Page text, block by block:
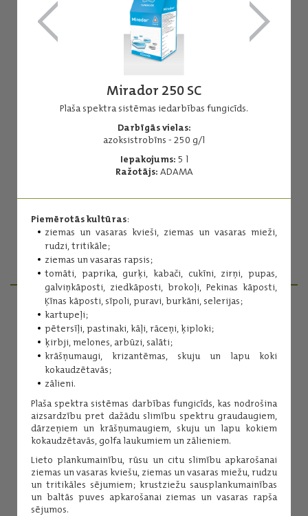
Mirador 250 SC
Plaša spektra sistēmas iedarbības fungicīds.
Darbīgās vielas:
azoksistrobīns - 250 g/l
Iepakojums: 5 l
Ražotājs: ADAMA
Piemērotās kultūras:
ziemas un vasaras kvieši, ziemas un vasaras mieži,
rudzi, tritikāle;
ziemas un vasaras rapsis;
tomāti, paprika, gurķi, kabači, cukīni, zirņi, pupas,
galviņkāposti, ziedkāposti, brokoļi, Pekinas kāposti,
Ķīnas kāposti, sīpoli, puravi, burkāni, selerijas;
kartupeļi;
pētersīļi, pastinaki, kāļi, rāceņi, ķiploki;
ķirbji, melones, arbūzi, salāti;
krāšņumaugi, krizantēmas, skuju un lapu koki
kokaudzētavās;
zālieni.
Plaša spektra sistēmas darbības fungicīds, kas nodrošina
aizsardzību pret dažādu slimību spektru graudaugiem,
dārzeņiem un krāšņumaugiem, skuju un lapu kokiem
kokaudzētavās, golfa laukumiem un zālieniem.
Lieto plankumainību, rūsu un citu slimību apkarošanai
ziemas un vasaras kviešu, ziemas un vasaras miežu, rudzu
un tritikāles sējumiem; krustziežu sausplankumainības
un baltās puves apkarošanai ziemas un vasaras rapša
sējumos.
Amistar 250 SC
Plaša spektra sistēmas iedarbības fungicīds.
Darbīgās vielas:
Ražotājs:
Lasīt vairāk
PRODUKTU MENEDŽERI
Inese Kuniga
Augu aizsardzības līdzekļi
(+371) 29254276
inese.kuniga@balticagrolv.com